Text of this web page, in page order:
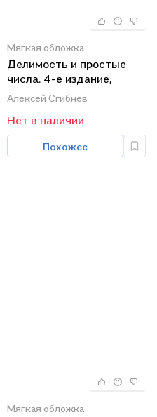
Мягкая обложка
Делимость и простые
числа. 4-е издание,
дополненное
Алексей Сгибнев
Нет в наличии
Похожее
Мягкая обложка